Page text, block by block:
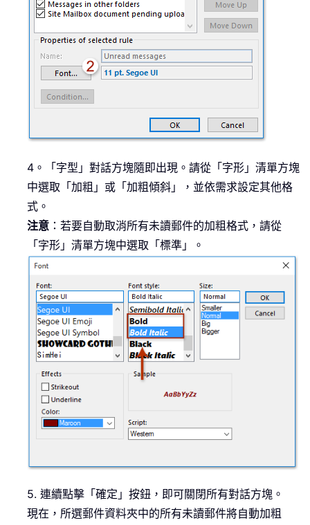
4。「字型」對話方塊隨即出現。請從「字形」清單方塊
中選取「加粗」或「加粗傾斜」，並依需求設定其他格
式。
注意 ：若要自動取消所有未讀郵件的加粗格式，請從
「字形」清單方塊中選取「標準」。
5. 連續點擊「確定」按鈕，即可關閉所有對話方塊。
現在，所選郵件資料夾中的所有未讀郵件將自動加粗